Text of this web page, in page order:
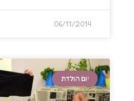
06/11/2014
יום הולדת